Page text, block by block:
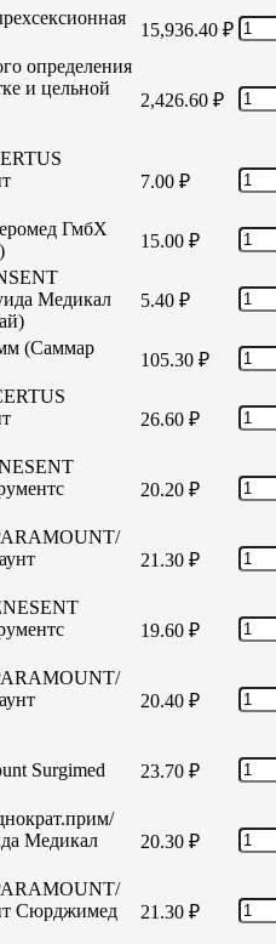
15,936.40 ₽
определения
и цельной
2,426.60 ₽
7.00 ₽
ГмбХ
15.00 ₽
Медикал
5.40 ₽
(Саммар
105.30 ₽
26.60 ₽
20.20 ₽
21.30 ₽
19.60 ₽
20.40 ₽
Surgimed
23.70 ₽
Медикал
20.30 ₽
Сюрджимед
21.30 ₽